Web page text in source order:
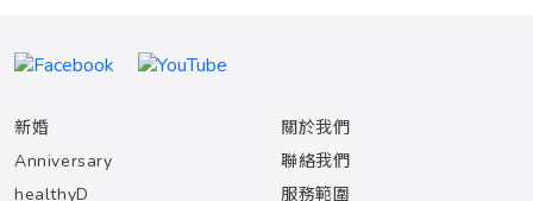
新婚
Anniversary
healthyD
關於我們
聯絡我們
服務範圍